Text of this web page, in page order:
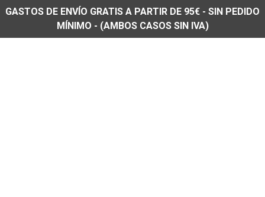
GASTOS DE ENVÍO GRATIS A PARTIR DE 95€ - SIN PEDIDO
MÍNIMO - (AMBOS CASOS SIN IVA)